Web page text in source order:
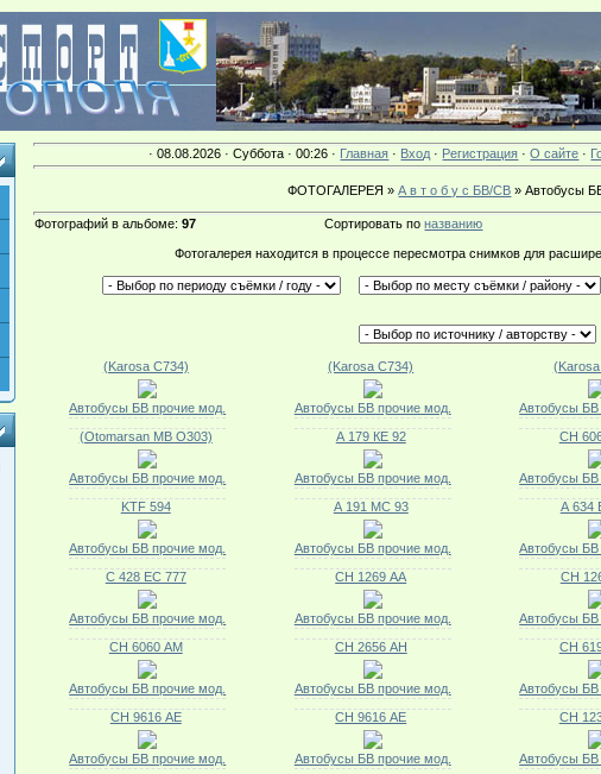
· 08.08.2026 · Суббота · 00:26 · Главная · Вход · Регистрация ·О сайте ·
ФОТОГАЛЕРЕЯ »А в т о б у с БВ/СВ » Автобусы
Фотографий в альбоме:97 Сортировать поназванию
Фотогалерея находится в процессе пересмотра снимков для
(Karosa C734)
Автобусы БВ прочие мод.
(Karosa C734)
Автобусы БВ прочие мод. Автобусы БВ
(Otomarsan MB O303)
Автобусы БВ прочие мод.
А 179 КЕ 92
Автобусы БВ прочие мод.
СН
Автобусы БВ
KTF 594
Автобусы БВ прочие мод.
А 191 МС 93
Автобусы БВ прочие мод.
А 634
Автобусы БВ
С 428 ЕС 777
Автобусы БВ прочие мод.
СН 1269 АА
Автобусы БВ прочие мод.
СН
Автобусы БВ
СН 6060 АМ
Автобусы БВ прочие мод.
СН 2656 АН
Автобусы БВ прочие мод.
СН
Автобусы БВ
СН 9616 АЕ
Автобусы БВ прочие мод.
СН 9616 АЕ
Автобусы БВ прочие мод.
СН
Автобусы БВ